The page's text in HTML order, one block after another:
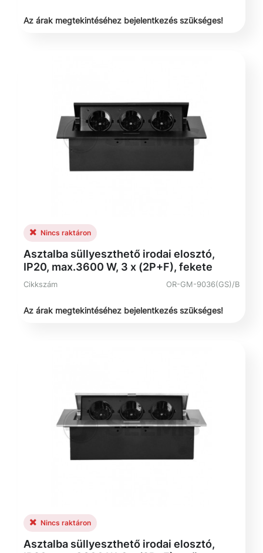
Az árak megtekintéséhez bejelentkezés szükséges!
Nincs raktáron
Asztalba süllyeszthető irodai elosztó,
IP20, max.3600 W, 3 x (2P+F), fekete
Cikkszám OR-GM-9036(GS)/B
Az árak megtekintéséhez bejelentkezés szükséges!
Nincs raktáron
Asztalba süllyeszthető irodai elosztó,